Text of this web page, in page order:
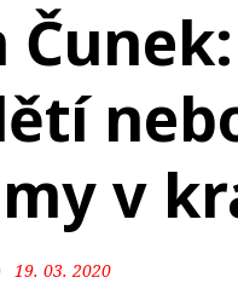
v
19. 03. 2020